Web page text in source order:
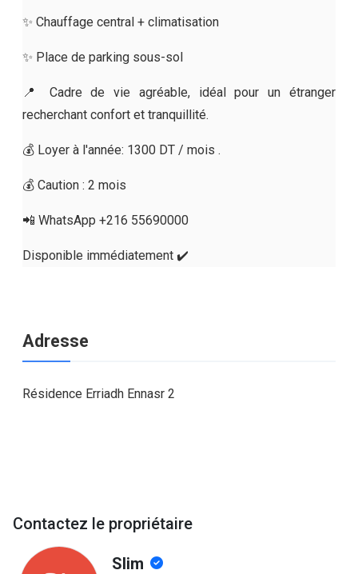
✨ Chauffage central + climatisation
✨ Place de parking sous-sol
📍 Cadre de vie agréable, idéal pour un étranger
recherchant confort et tranquillité.
💰 Loyer à l'année: 1300 DT / mois .
💰 Caution : 2 mois
📲 WhatsApp +216 55690000
Disponible immédiatement ✔️
Adresse
Résidence Erriadh Ennasr 2
Contactez le propriétaire
Slim